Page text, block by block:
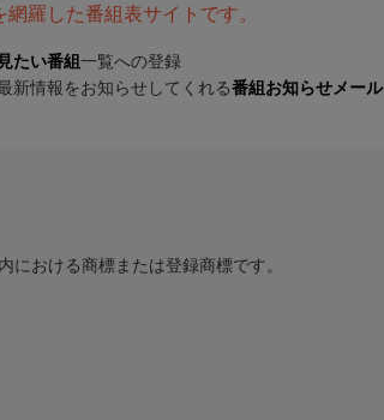
羅した番組表サイトです。
見たい番組 一覧への登録
新情報をお知らせしてくれる番組お知らせメール
における商標または登録商標です。